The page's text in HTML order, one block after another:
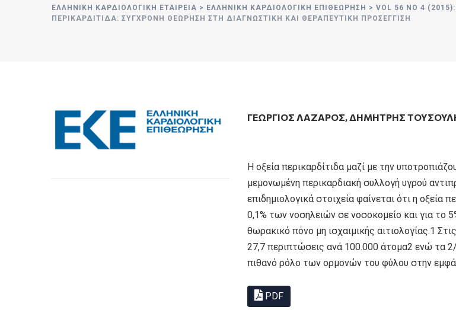
ΕΛΛΗΝΙΚΉ ΚΑΡΔΙΟΛΟΓΙΚΉ ΕΤΑΙΡΕΊΑ > ΕΛΛΗΝΙΚΗ ΚΑΡΔΙΟΛΟΓΙΚΗ ΕΠΙΘΕΩΡΗΣΗ > VOL 56 NO 4
ΠΕΡΙΚΑΡΔΊΤΙΔΑ: ΣΎΓΧΡΟΝΗ ΘΕΏΡΗΣΗ ΣΤΗ ΔΙΑΓΝΩΣΤΙΚΉ ΚΑΙ ΘΕΡΑΠΕΥΤΙΚΉ ΠΡΟΣΈΓΓΙΣΗ
ΓΕΏΡΓΙΟΣ ΛΆΖΑΡΟΣ,ΔΗΜΉΤΡΗΣ
H οξεία περικαρδίτιδα μαζί με την
μεμονωμένη περικαρδιακή συλλογή υγρού
επιδημιολογικά στοιχεία φαίνεται ότι η οξεία
0,1% των νοσηλειών σε νοσοκομείο και για το
θωρακικό πόνο μη ισχαιμικής αιτιολογίας.1
27,7 περιπτώσεις ανά 100.000 άτομα2 ενώ τα
πιθανό ρόλο των ορμονών του φύλου στην
PDF